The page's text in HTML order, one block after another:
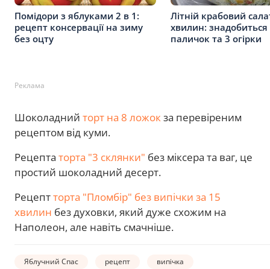
Помідори з яблуками 2 в 1:
рецепт консервації на зиму
без оцту
Літній крабовий
хвилин: знадобиться
паличок та 3 огірки
Реклама
Шоколадний торт на 8 ложокза перевіреним
рецептом від куми.
Рецепта торта "3 склянки" без міксера та ваг, це
простий шоколадний десерт.
Рецептторта "Пломбір" без випічки за 15
хвилин без духовки, який дуже схожим на
Наполеон, але навіть смачніше.
Яблучний Спас рецепт випічка